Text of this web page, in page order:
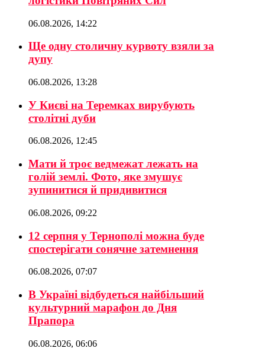
06.08.2026, 14:22
Ще одну столичну курвоту взяли за
дупу
06.08.2026, 13:28
У Києві на Теремках вирубують
столітні дуби
06.08.2026, 12:45
Мати й троє ведмежат лежать на
голій землі. Фото, яке змушує
зупинитися й придивитися
06.08.2026, 09:22
12 серпня у Тернополі можна буде
спостерігати сонячне затемнення
06.08.2026, 07:07
В Україні відбудеться найбільший
культурний марафон до Дня
Прапора
06.08.2026, 06:06